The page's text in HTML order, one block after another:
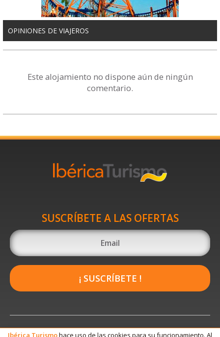
OPINIONES DE VIAJEROS
Este alojamiento no dispone aún de ningún
comentario.
SUSCRÍBETE A LAS OFERTAS
¡ SUSCRÍBETE !
Ibérica Turismohace uso de las cookies para su funcionamiento. Al